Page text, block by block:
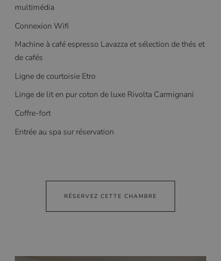
multimédia
Connexion Wifi
Machine à café espresso Lavazza et sélection de thés et
de cafés
Ligne de courtoisie Etro
Linge de lit en pur coton de luxe Rivolta Carmignani
Coffre-fort
Entrée au spa sur réservation
RÉSERVEZ CETTE CHAMBRE